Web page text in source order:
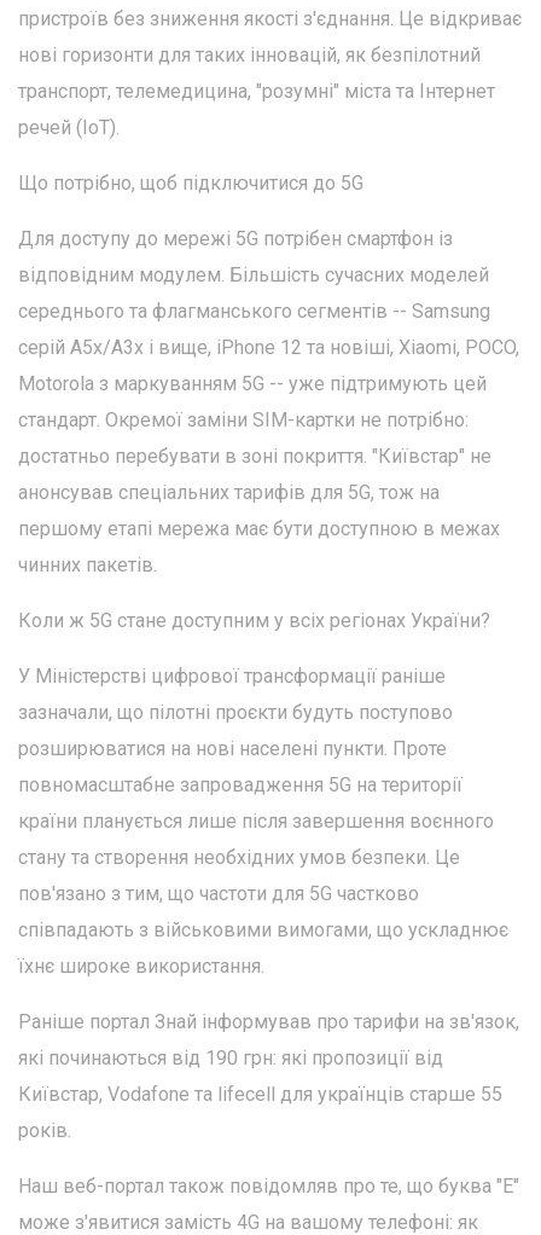
пристроїв без зниження якості з'єднання. Це відкриває
нові горизонти для таких інновацій, як безпілотний
транспорт, телемедицина, "розумні" міста та Інтернет
речей (IoT).
Що потрібно, щоб підключитися до 5G
Для доступу до мережі 5G потрібен смартфон із
відповідним модулем. Більшість сучасних моделей
середнього та флагманського сегментів -- Samsung
серій A5x/A3x і вище, iPhone 12 та новіші, Xiaomi, POCO,
Motorola з маркуванням 5G -- уже підтримують цей
стандарт. Окремої заміни SIM-картки не потрібно:
достатньо перебувати в зоні покриття. "Київстар" не
анонсував спеціальних тарифів для 5G, тож на
першому етапі мережа має бути доступною в межах
чинних пакетів.
Коли ж 5G стане доступним у всіх регіонах України?
У Міністерстві цифрової трансформації раніше
зазначали, що пілотні проєкти будуть поступово
розширюватися на нові населені пункти. Проте
повномасштабне запровадження 5G на території
країни планується лише після завершення воєнного
стану та створення необхідних умов безпеки. Це
пов'язано з тим, що частоти для 5G частково
співпадають з військовими вимогами, що ускладнює
їхнє широке використання.
Раніше портал Знай інформував про тарифи на зв'язок,
які починаються від 190 грн: які пропозиції від
Київстар, Vodafone та lifecell для українців старше 55
років.
Наш веб-портал також повідомляв про те, що буква "E"
може з'явитися замість 4G на вашому телефоні: як